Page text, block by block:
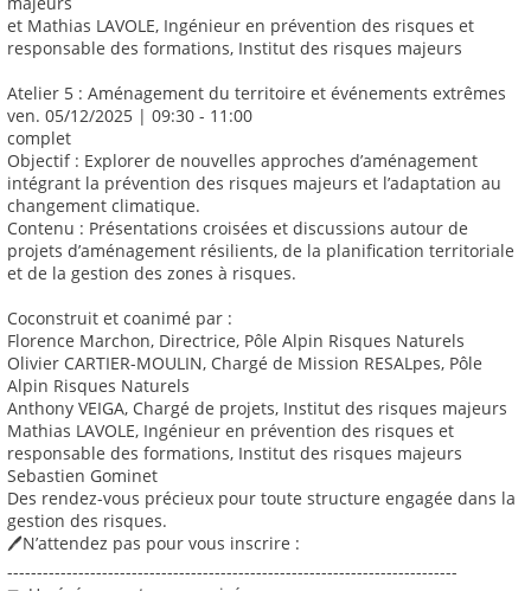
et Mathias LAVOLE, Ingénieur en prévention des risques et
responsable des formations, Institut des risques majeurs
Atelier 5 : Aménagement du territoire et événements extrêmes
ven. 05/12/2025 | 09:30 - 11:00
complet
Objectif : Explorer de nouvelles approches d’aménagement
intégrant la prévention des risques majeurs et l’adaptation au
changement climatique.
Contenu : Présentations croisées et discussions autour de
projets d’aménagement résilients, de la planification territoriale
et de la gestion des zones à risques.
Coconstruit et coanimé par :
Florence Marchon, Directrice, Pôle Alpin Risques Naturels
Olivier CARTIER-MOULIN, Chargé de Mission RESALpes, Pôle
Alpin Risques Naturels
Anthony VEIGA, Chargé de projets, Institut des risques majeurs
Mathias LAVOLE, Ingénieur en prévention des risques et
responsable des formations, Institut des risques majeurs
Sebastien Gominet
Des rendez-vous précieux pour toute structure engagée dans la
gestion des risques.
🖊️N’attendez pas pour vous inscrire :
----------------------------------------------------------------------------